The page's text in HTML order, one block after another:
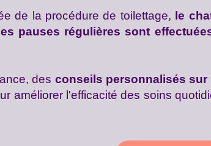
de la procédure de toilettage, le
pauses régulières sont
des conseils personnalisés
améliorer l'efficacité des soins